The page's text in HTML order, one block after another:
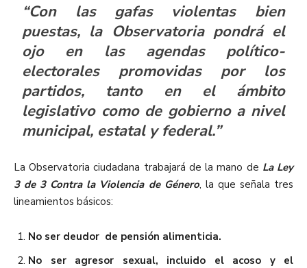
“Con las gafas violentas bien
puestas, la Observatoria pondrá el
ojo en las agendas político-
electorales promovidas por los
partidos, tanto en el ámbito
legislativo como de gobierno a nivel
municipal, estatal y federal.”
La Observatoria ciudadana trabajará de la mano de La Ley
3 de 3 Contra la Violencia de Género, la que señala tres
lineamientos básicos:
No ser deudor de pensión alimenticia.
No ser agresor sexual, incluido el acoso y el